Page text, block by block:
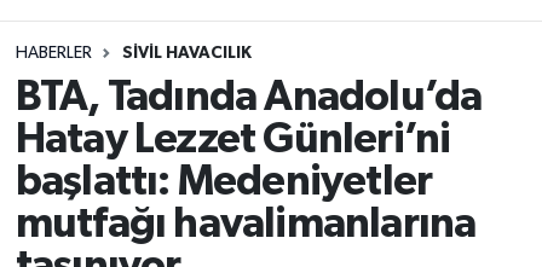
HABERLER SIVIL HAVACILIK
BTA, Tadında Anadolu’da
Hatay Lezzet Günleri’ni
başlattı: Medeniyetler
mutfağı havalimanlarına